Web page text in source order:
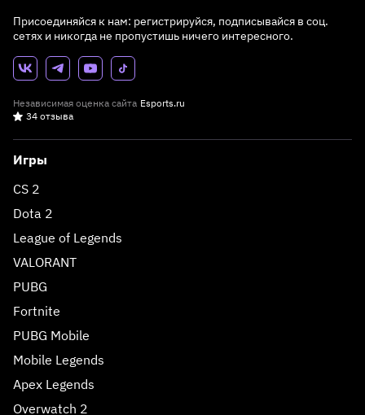
Присоединяйся к нам: регистрируйся, подписывайся в соц.
сетях и никогда не пропустишь ничего интересного.
Независимая оценка сайта Esports.ru
34 отзыва
Игры
CS 2
Dota 2
League of Legends
VALORANT
PUBG
Fortnite
PUBG Mobile
Mobile Legends
Apex Legends
Overwatch 2